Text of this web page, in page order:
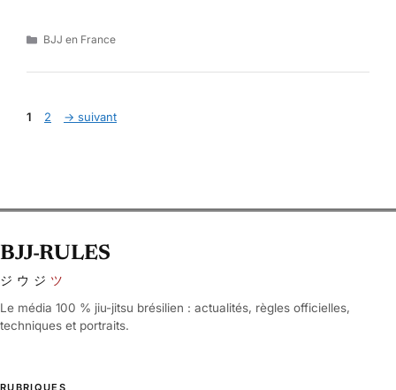
Catégories
BJJ en France
Page
1 Page
2 → suivant
BJJ-RULES
ジウジ ツ
Le média 100 % jiu-jitsu brésilien : actualités, règles officielles,
techniques et portraits.